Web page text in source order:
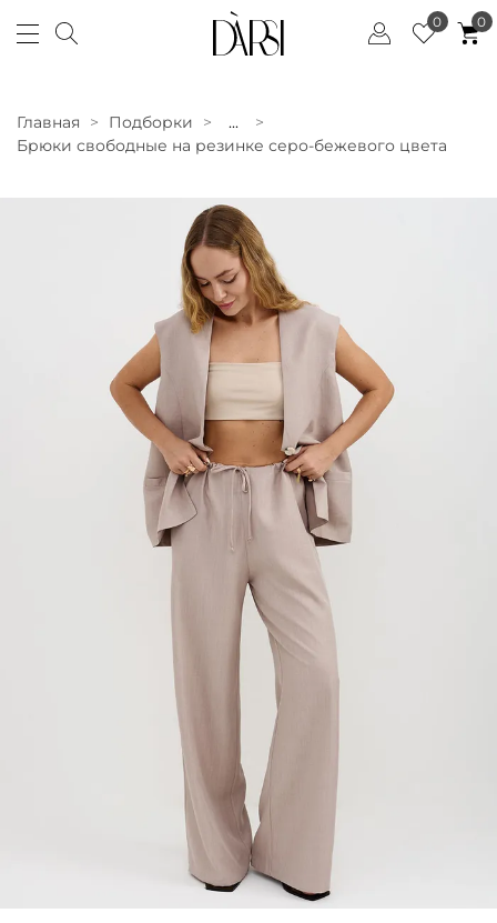
0 0
Главная Подборки
...
Брюки свободные на резинке серо-бежевого цвета